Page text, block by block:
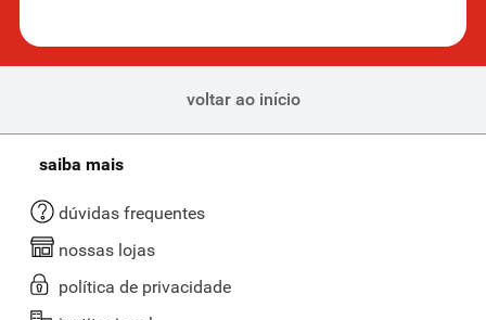
voltar ao início
saiba mais
dúvidas frequentes
nossas lojas
política de privacidade